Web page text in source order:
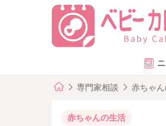
専門家相談 赤ちゃ
赤ちゃんの生活